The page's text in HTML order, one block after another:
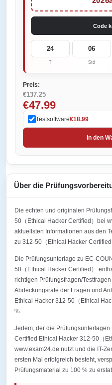
Code
24
T
06
Std
Preis:
€137.25
€47.99
Testsoftware€18.99
In den
Über die
Die echten und originalen
50（Ethical Hacker Certified）bei
aktuellsten Informationen aus den
zu 312-50（Ethical Hacker
Die Prüfungsunterlage zu EC-
50（Ethical Hacker Certified）
richtigen Prüfungsfragen/
Abdeckungsrate der Fragen und
Ethical Hacker 312-50（Ethical
%.
Jedem, der die
Certified Ethical Hacker 312-50（
www.exam24.de nutzt und die IT-
ersten Mal erfolgreich besteht,
Prüfungsmaterial zu 100 % zu